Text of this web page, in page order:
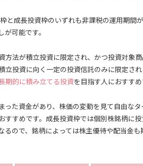
と成長投資枠のいずれも非課税の運用期間
可能です。
方法が積立投資に限定され、かつ投資対象
立投資に向く一定の投資信託のみに限定さ
期的に積み立てる投資を目指す人におすす
った資金があり、株価の変動を見て自由な
すすめです。成長投資枠では個別株銘柄に
るので、銘柄によっては株主優待や配当金も